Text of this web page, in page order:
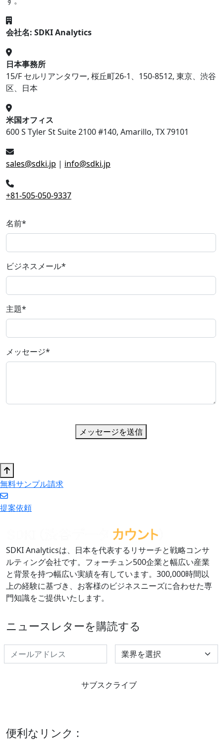
会社名: SDKI Analytics
日本事務所
15/F セルリアンタワー, 桜丘町26-1、150-8512, 東京、渋谷
区、日本
米国オフィス
600 S Tyler St Suite 2100 #140, Amarillo, TX 79101
sales@sdki.jp | info@sdki.jp
+81-505-050-9337
名前*
ビジネスメール*
主題*
メッセージ*
メッセージを送信
無料サンプル請求
提案依頼
SDKI Analyticsは、日本を代表するリサーチと戦略コンサ
ルティング会社です。フォーチュン500企業と幅広い産業
と背景を持つ幅広い実績を有しています。300,000時間以
上の経験に基づき、お客様のビジネスニーズに合わせた専
門知識をご提供いたします。
ニュースレターを購読する
Select Industry
サブスクライブ
便利なリンク :